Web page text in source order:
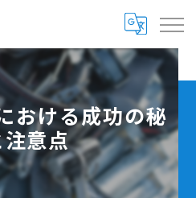
おける成功の秘
意点